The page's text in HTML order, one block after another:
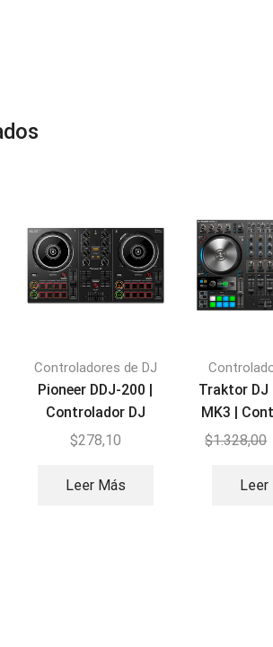
Controladores de DJ
Pioneer DDJ-200 |
Controlador DJ
Inteligente de 2
$278,10
Leer Más
Traktor DJ
MK3 |
$1.328,00
Leer